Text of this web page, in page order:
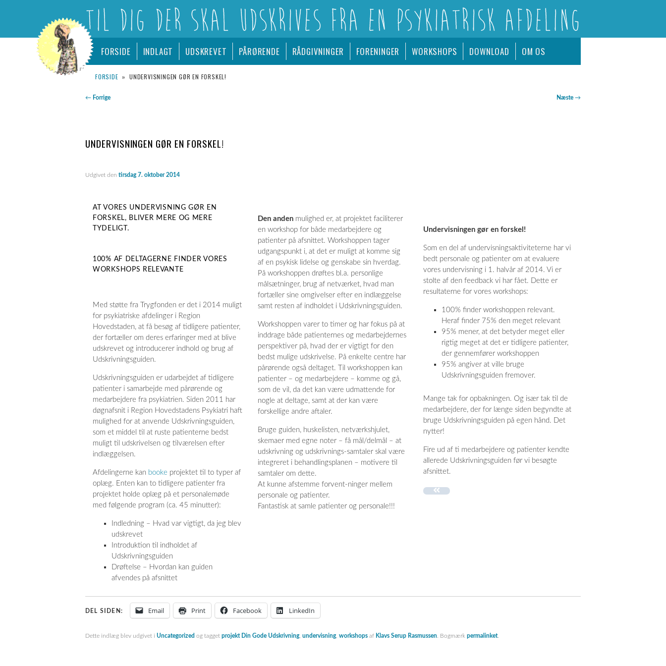
LOGO
Udskrevet.dk
– TIL DIG DER SKAL UDSKRIVES FRA EN PSYKIATRISK AFDELING
Hovedmenu
Fortsæt
til
primært
FORSIDE INDLAGT UDSKREVET PÅRØRENDE RÅDGIVNINGER FORENINGER WORKSHOPS DOWNLOAD OM OS
FORSIDE » UNDERVISNINGEN GØR EN FORSKEL!
Indlægsnavigation
← Forrige Næste →
UNDERVISNINGEN GØR EN FORSKEL!
Udgivet den tirsdag 7. oktober 2014
AT VORES UNDERVISNING GØR EN
FORSKEL, BLIVER MERE OG MERE
TYDELIGT.
100% AF DELTAGERNE FINDER VORES
WORKSHOPS RELEVANTE
Med støtte fra Trygfonden er det i 2014 muligt
for psykiatriske afdelinger i Region
Hovedstaden, at få besøg af tidligere patienter,
der fortæller om deres erfaringer med at blive
udskrevet og introducerer indhold og brug af
Udskrivningsguiden.
Udskrivningsguiden er udarbejdet af tidligere
patienter i samarbejde med pårørende og
medarbejdere fra psykiatrien. Siden 2011 har
døgnafsnit i Region Hovedstadens Psykiatri haft
mulighed for at anvende Udskrivningsguiden,
som et middel til at ruste patienterne bedst
muligt til udskrivelsen og tilværelsen efter
indlæggelsen.
Afdelingerne kan booke projektet til to typer af
oplæg. Enten kan to tidligere patienter fra
projektet holde oplæg på et personalemøde
med følgende program (ca. 45 minutter):
Indledning – Hvad var vigtigt, da jeg blev
udskrevet
Introduktion til indholdet af
Udskrivningsguiden
Drøftelse – Hvordan kan guiden
afvendes på afsnittet
Den anden mulighed er, at projektet faciliterer
en workshop for både medarbejdere og
patienter på afsnittet. Workshoppen tager
udgangspunkt i, at det er muligt at komme sig
af en psykisk lidelse og genskabe sin hverdag.
På workshoppen drøftes bl.a. personlige
målsætninger, brug af netværket, hvad man
fortæller sine omgivelser efter en indlæggelse
samt resten af indholdet i Udskrivningsguiden.
Workshoppen varer to timer og har fokus på at
inddrage både patienternes og medarbejdernes
perspektiver på, hvad der er vigtigt for den
bedst mulige udskrivelse. På enkelte centre har
pårørende også deltaget. Til workshoppen kan
patienter – og medarbejdere – komme og gå,
som de vil, da det kan være udmattende for
nogle at deltage, samt at der kan være
forskellige andre aftaler.
Bruge guiden, huskelisten, netværkshjulet,
skemaer med egne noter – få mål/delmål – at
udskrivning og udskrivnings-samtaler skal være
integreret i behandlingsplanen – motivere til
samtaler om dette.
At kunne afstemme forvent-ninger mellem
personale og patienter.
Fantastisk at samle patienter og personale!!!
Undervisningen gør en forskel!
Som en del af undervisningsaktiviteterne har vi
bedt personale og patienter om at evaluere
vores undervisning i 1. halvår af 2014. Vi er
stolte af den feedback vi har fået. Dette er
resultaterne for vores workshops:
100% finder workshoppen relevant.
Heraf finder 75% den meget relevant
95% mener, at det betyder meget eller
rigtig meget at det er tidligere patienter,
der gennemfører workshoppen
95% angiver at ville bruge
Udskrivningsguiden fremover.
Mange tak for opbakningen. Og især tak til de
medarbejdere, der for længe siden begyndte at
bruge Udskrivningsguiden på egen hånd. Det
nytter!
Fire ud af ti medarbejdere og patienter kendte
allerede Udskrivningsguiden før vi besøgte
afsnittet.
DEL SIDEN: Email Print Facebook LinkedIn
Dette indlæg blev udgivet i Uncategorized og tagget projekt Din Gode Udskrivning, undervisning, workshops af Klavs Serup Rasmussen . Bogmærk permalinket.